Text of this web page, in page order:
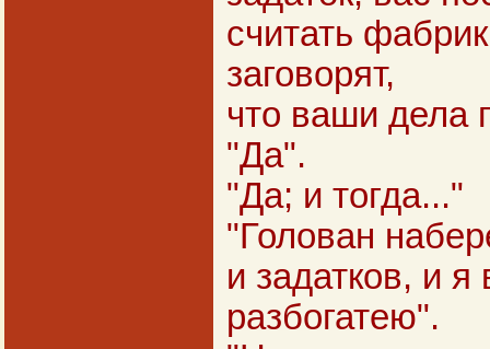
считать
заговорят,
что ваши дела
"Да".
"Да; и тогда..."
"Голован
и задатков, и я
разбогатею".